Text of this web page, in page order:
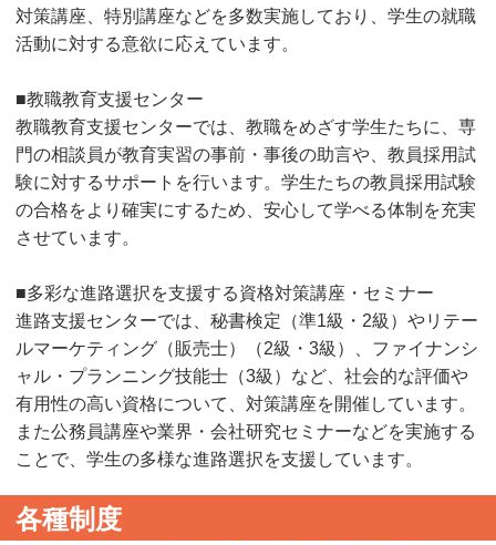
対策講座、特別講座などを多数実施しており、学生の就職
活動に対する意欲に応えています。
■教職教育支援センター
教職教育支援センターでは、教職をめざす学生たちに、専
門の相談員が教育実習の事前・事後の助言や、教員採用試
験に対するサポートを行います。学生たちの教員採用試験
の合格をより確実にするため、安心して学べる体制を充実
させています。
■多彩な進路選択を支援する資格対策講座・セミナー
進路支援センターでは、秘書検定（準1級・2級）やリテー
ルマーケティング（販売士）（2級・3級）、ファイナンシ
ャル・プランニング技能士（3級）など、社会的な評価や
有用性の高い資格について、対策講座を開催しています。
また公務員講座や業界・会社研究セミナーなどを実施する
ことで、学生の多様な進路選択を支援しています。
各種制度